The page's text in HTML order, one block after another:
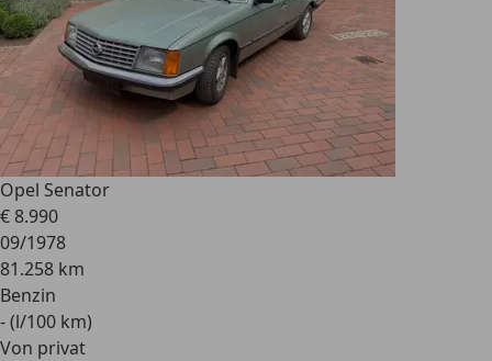
Opel Senator
€ 8.990
09/1978
81.258 km
Benzin
- (l/100 km)
Von privat